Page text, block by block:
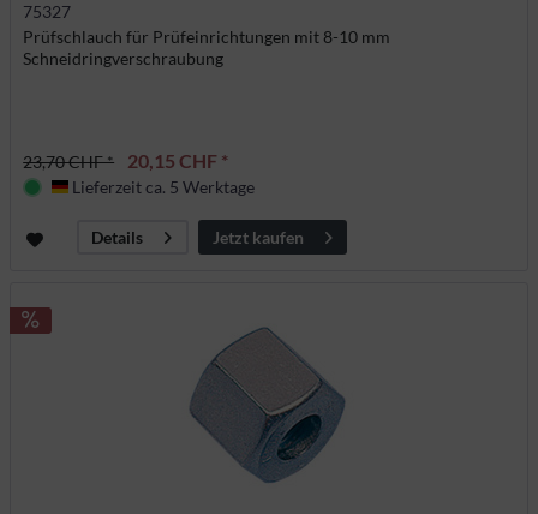
75327
Prüfschlauch für Prüfeinrichtungen mit 8-10 mm
Schneidringverschraubung
23,70 CHF * 20,15 CHF *
Deutschland
Lieferzeit ca. 5 Werktage
Details Jetzt kaufen